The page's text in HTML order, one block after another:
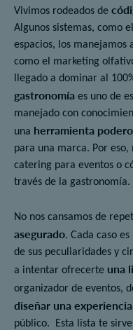
Vivimos rodeados de
Algunos sistemas, como
espacios, los manejamos
como el marketing
llegado a dominar al
gastronomía es uno de
manejado con
una herramienta
para una marca. Por eso,
catering para eventos o
través de la gastronomía.
No nos cansamos de
asegurado. Cada caso
de sus peculiaridades y
a intentar ofrecerte una
organizador de eventos,
diseñar una
público. Esta lista te